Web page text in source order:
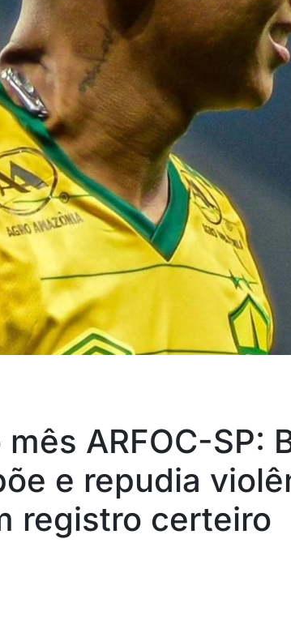
ARFOC-SP:
e repudia
registro certeiro